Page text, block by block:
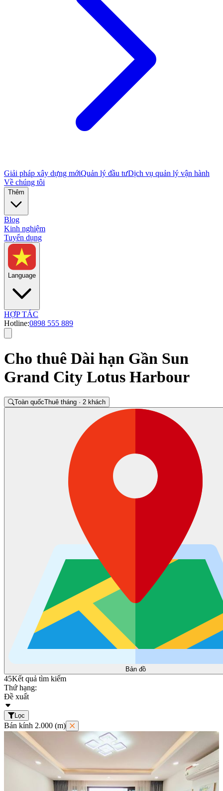
Giải pháp xây dựng mớiQuản lý đầu tưDịch vụ quản lý vận hành
Về chúng tôi
Thêm
Blog
Kinh nghiệm
Tuyển dụng
Language
HỢP TÁC
Hotline:0898 555 889
Cho thuê Dài hạn Gần Sun
Grand City Lotus Harbour
Toàn quốcThuê tháng · 2 khách
Bản đồ
45Kết quả tìm kiếm
Thứ hạng:
Đề xuất
Lọc
Bán kính 2.000 (m)